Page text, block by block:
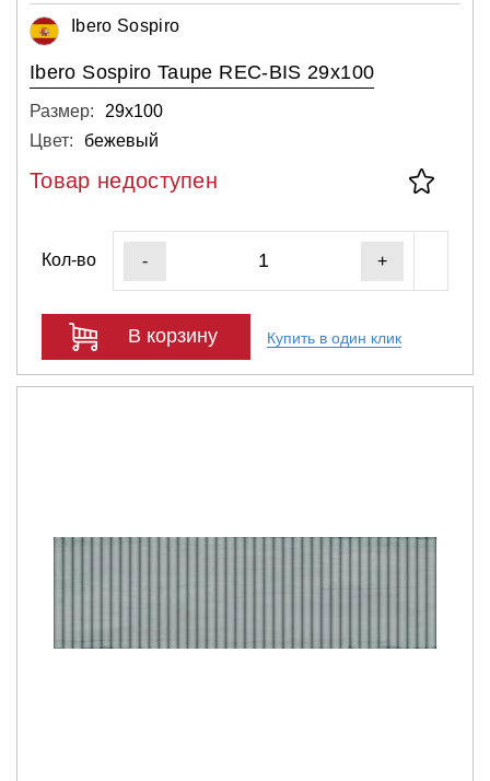
Ibero Sospiro
Ibero Sospiro Taupe REC-BIS 29x100
Размер:
29х100
Цвет:
бежевый
Товар недоступен
Кол-во - +
В корзину Купить в один клик